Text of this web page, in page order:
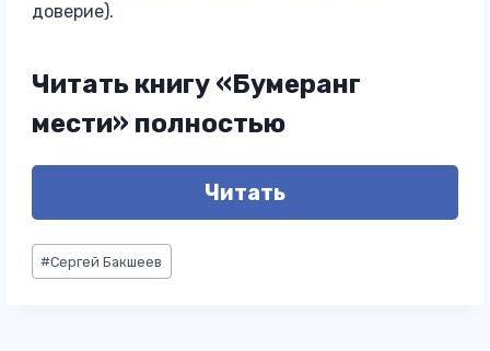
доверие).
Читать книгу «Бумеранг
мести» полностью
Читать
Метки
записи:
#Сергей Бакшеев